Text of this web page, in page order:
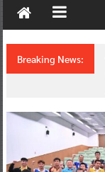
New
Breaking News: